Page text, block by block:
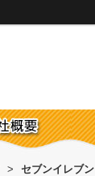
> セブンイレブ